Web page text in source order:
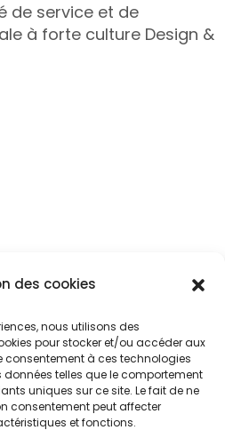
des cookies
nous utilisons des
pour stocker et/ou accéder aux
consentement à ces technologies
telles que le comportement
uniques sur ce site. Le fait de ne
consentement peut affecter
et fonctions.
de service et de
à forte culture Design &
Île-de-France 75013